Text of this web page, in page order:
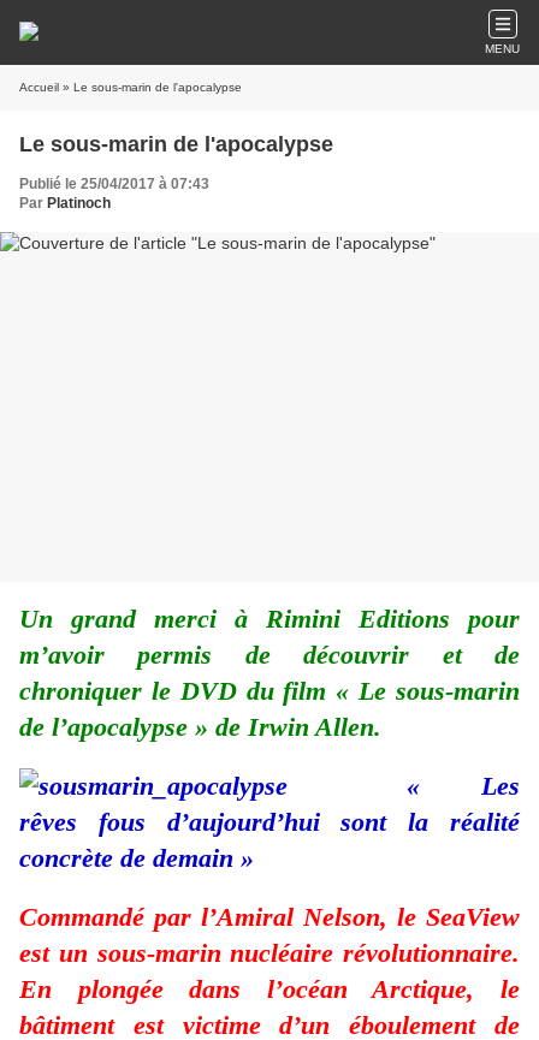
MENU
Accueil » Le sous-marin de l'apocalypse
Le sous-marin de l'apocalypse
Publié le 25/04/2017 à 07:43
Par Platinoch
Un grand merci à Rimini Editions pour
m’avoir permis de découvrir et de
chroniquer le DVD du film « Le sous-marin
de l’apocalypse » de Irwin Allen.
« Les
rêves fous d’aujourd’hui sont la réalité
concrète de demain »
Commandé par l’Amiral Nelson, le SeaView
est un sous-marin nucléaire révolutionnaire.
En plongée dans l’océan Arctique, le
bâtiment est victime d’un éboulement de